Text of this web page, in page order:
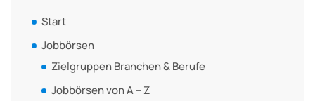
Start
Jobbörsen
Zielgruppen Branchen & Berufe
Jobbörsen von A – Z